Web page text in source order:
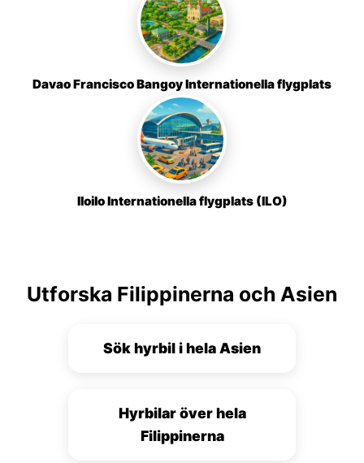
Davao Francisco Bangoy Internationella flygplats
Iloilo Internationella flygplats (ILO)
Utforska Filippinerna och Asien
Sök hyrbil i hela Asien
Hyrbilar över hela
Filippinerna